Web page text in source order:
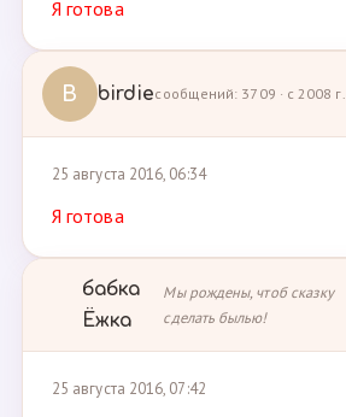
Я готова
B birdieсообщений: 3709 · с 2008 г.
25 августа 2016, 06:34
Я готова
бабка
Ёжка
Мы рождены, чтоб сказку
сделать былью!
25 августа 2016, 07:42